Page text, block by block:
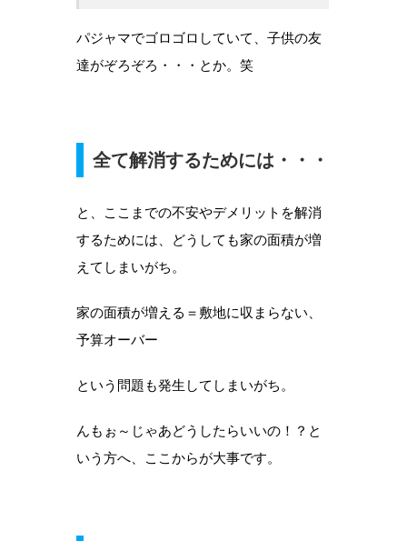
パジャマでゴロゴロしていて、子供の友
達がぞろぞろ・・・とか。笑
全て解消するためには・・・
と、ここまでの不安やデメリットを解消
するためには、どうしても家の面積が増
えてしまいがち。
家の面積が増える＝敷地に収まらない、
予算オーバー
という問題も発生してしまいがち。
んもぉ～じゃあどうしたらいいの！？と
いう方へ、ここからが大事です。